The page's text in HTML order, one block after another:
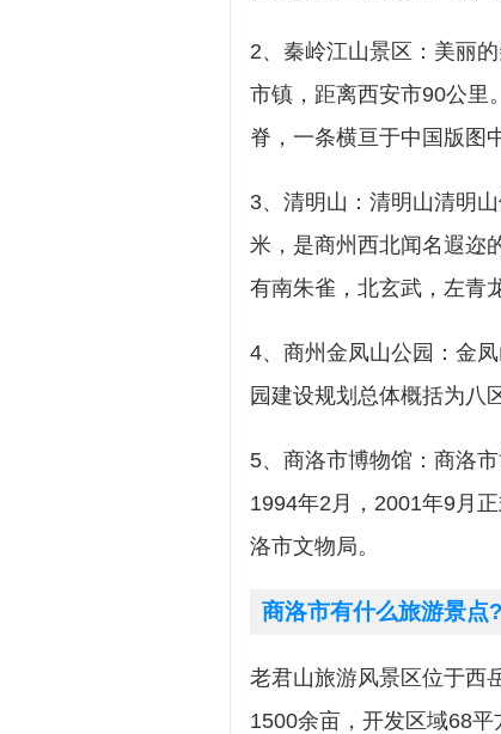
2、秦岭江山景区：美丽
市镇，距离西安市90公里
脊，一条横亘于中国版图
3、清明山：清明山清明
米，是商州西北闻名遐迩
有南朱雀，北玄武，左青
4、商州金凤山公园：金
园建设规划总体概括为八
5、商洛市博物馆：商洛
1994年2月，2001年9月
洛市文物局。
商洛市有什么旅游景点?
老君山旅游风景区位于西
1500余亩，开发区域68